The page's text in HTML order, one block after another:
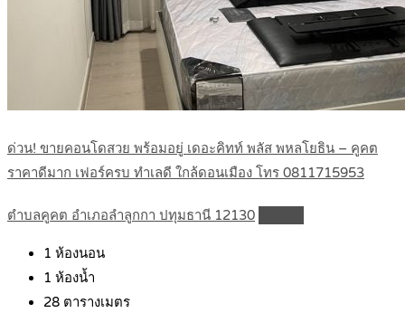
ด่วน! ขายคอนโดสวย พร้อมอยู่ เดอะคิทท์ พลัส พหลโยธิน – คูคต
ราคาดีมาก เฟอร์ครบ ทำเลดี ใกล้ดอนเมือง โทร 0811715953
ตำบลคูคต อำเภอลำลูกกา ปทุมธานี 12130
1 ห้องนอน
1 ห้องน้ำ
28 ตารางเมตร